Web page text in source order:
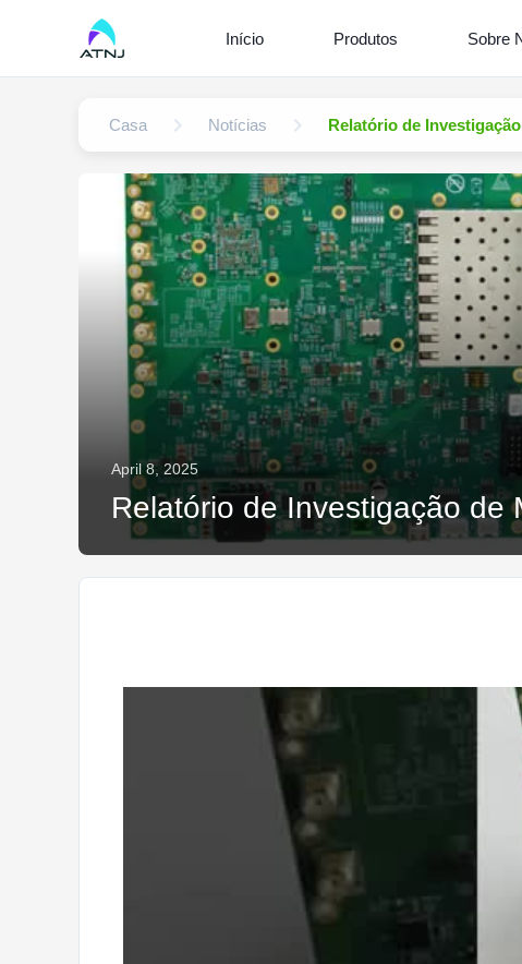
Início Produtos Sobre
Casa Notícias Relatório de
April 8, 2025
Relatório de Investigação de